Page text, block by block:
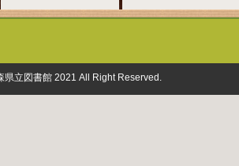
県立図書館 2021 All Right Reserved.